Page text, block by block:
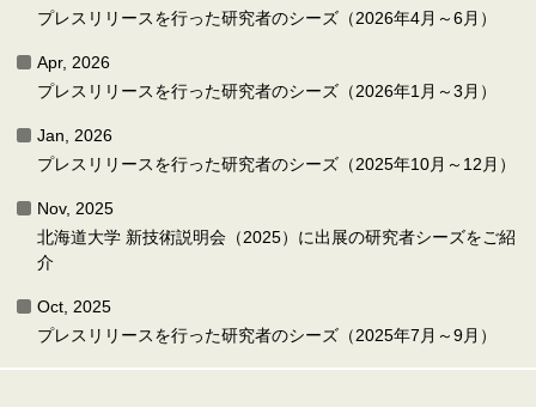
プレスリリースを行った研究者のシーズ（2026年4月～6月）
Apr, 2026
プレスリリースを行った研究者のシーズ（2026年1月～3月）
Jan, 2026
プレスリリースを行った研究者のシーズ（2025年10月～12月）
Nov, 2025
北海道大学 新技術説明会（2025）に出展の研究者シーズをご紹
介
Oct, 2025
プレスリリースを行った研究者のシーズ（2025年7月～9月）